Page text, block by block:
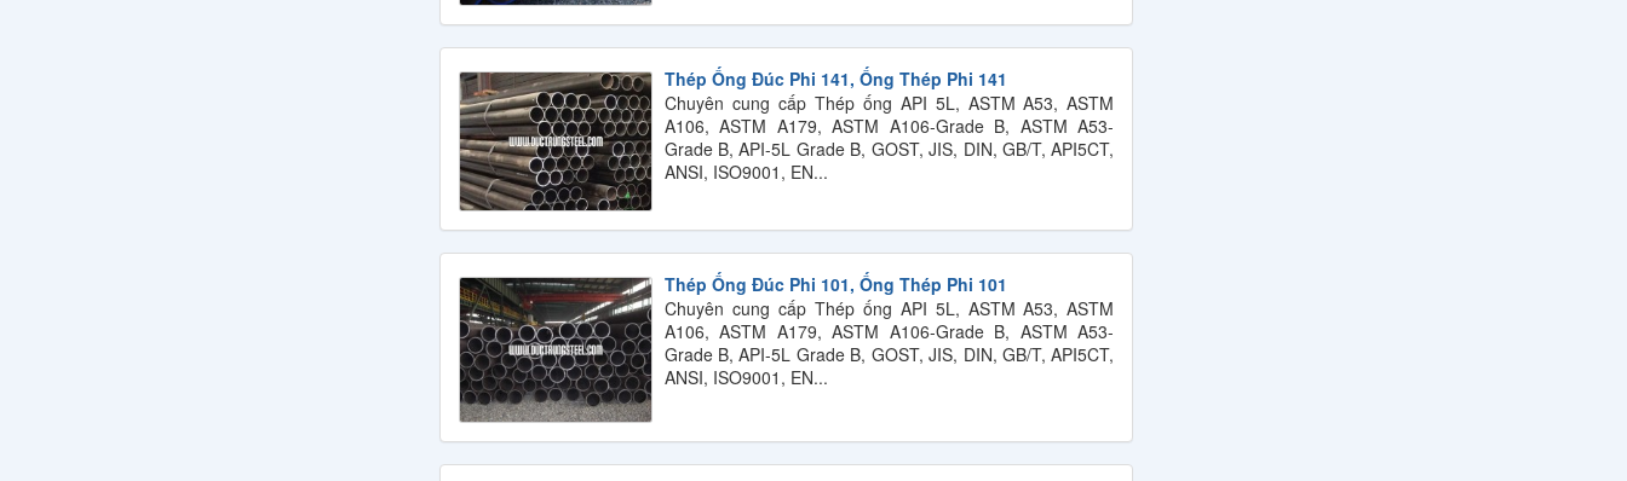
Thép Ống Đúc Phi 141, Ống Thép Phi 141
Chuyên cung cấp Thép ống API 5L, ASTM A53, ASTM
A106, ASTM A179, ASTM A106-Grade B, ASTM A53-
Grade B, API-5L Grade B, GOST, JIS, DIN, GB/T, API5CT,
ANSI, ISO9001, EN...
Thép Ống Đúc Phi 101, Ống Thép Phi 101
Chuyên cung cấp Thép ống API 5L, ASTM A53, ASTM
A106, ASTM A179, ASTM A106-Grade B, ASTM A53-
Grade B, API-5L Grade B, GOST, JIS, DIN, GB/T, API5CT,
ANSI, ISO9001, EN...